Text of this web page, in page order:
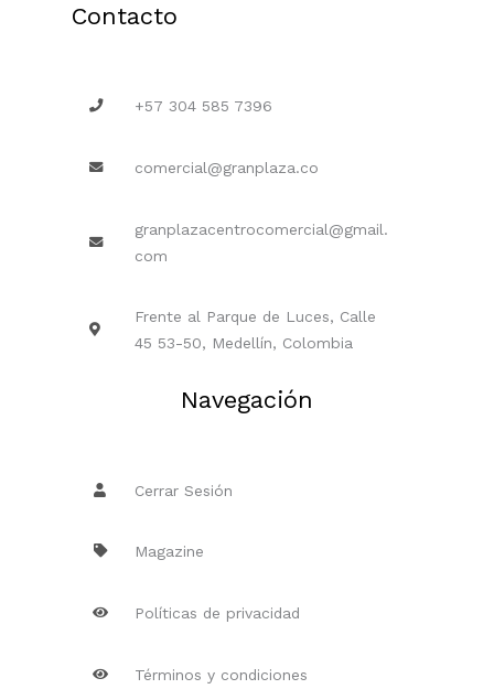
Contacto
+57 304 585 7396
comercial@granplaza.co
granplazacentrocomercial@gmail.
com
Frente al Parque de Luces, Calle
45 53-50, Medellín, Colombia
Navegación
Cerrar Sesión
Magazine
Políticas de privacidad
Términos y condiciones